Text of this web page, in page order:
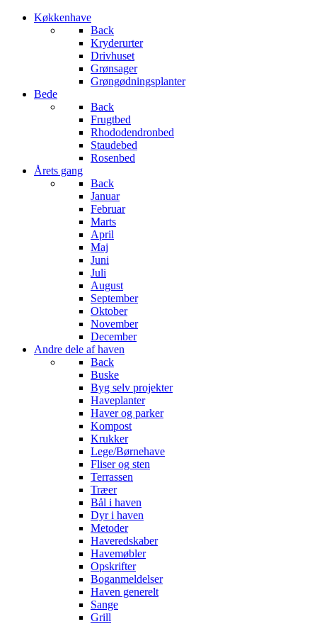
Køkkenhave
Back
Kryderurter
Drivhuset
Grønsager
Grøngødningsplanter
Bede
Back
Frugtbed
Rhododendronbed
Staudebed
Rosenbed
Årets gang
Back
Januar
Februar
Marts
April
Maj
Juni
Juli
August
September
Oktober
November
December
Andre dele af haven
Back
Buske
Byg selv projekter
Haveplanter
Haver og parker
Kompost
Krukker
Lege/Børnehave
Fliser og sten
Terrassen
Træer
Bål i haven
Dyr i haven
Metoder
Haveredskaber
Havemøbler
Opskrifter
Boganmeldelser
Haven generelt
Sange
Grill